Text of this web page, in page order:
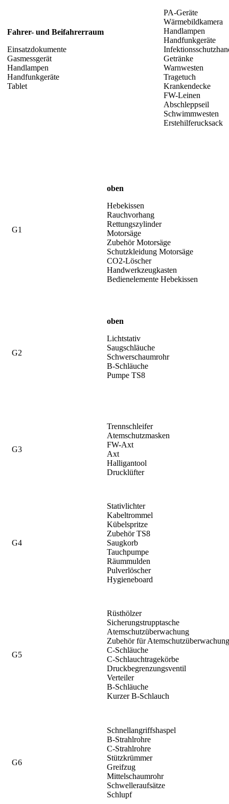
Fahrer- und Beifahrerraum
Einsatzdokumente
Gasmessgerät
Handlampen
Handfunkgeräte
Tablet
PA-Geräte
Wärmebildkamera
Handlampen
Handfunkgeräte
Getränke
Warnwesten
Tragetuch
Krankendecke
FW-Leinen
Abschleppseil
Schwimmwesten
Erstehilferucksack
G1
oben
Hebekissen
Rauchvorhang
Rettungszylinder
Motorsäge
Zubehör Motorsäge
Schutzkleidung Motorsäge
CO2-Löscher
Handwerkzeugkasten
Bedienelemente Hebekissen
G2
oben
Lichtstativ
Saugschläuche
Schwerschaumrohr
B-Schläuche
Pumpe TS8
G3
Trennschleifer
Atemschutzmasken
FW-Axt
Axt
Halligantool
Drucklüfter
G4
Stativlichter
Kabeltrommel
Kübelspritze
Zubehör TS8
Saugkorb
Tauchpumpe
Räummulden
Pulverlöscher
Hygieneboard
G5
Rüsthölzer
Sicherungstrupptasche
Atemschutzüberwachung
Zubehör für Atemschutzüberwachung
C-Schläuche
C-Schlauchtragekörbe
Druckbegrenzungsventil
Verteiler
B-Schläuche
Kurzer B-Schlauch
G6
Schnellangriffshaspel
B-Strahlrohre
C-Strahlrohre
Stützkrümmer
Greifzug
Mittelschaumrohr
Schwelleraufsätze
Schlupf